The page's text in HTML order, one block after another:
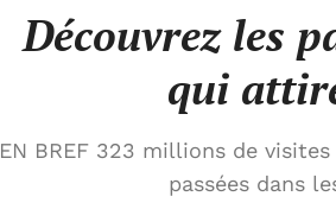
Découvrez les
qui
EN BREF 323 millions de
passées dans